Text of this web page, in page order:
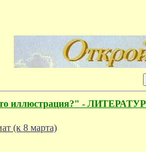
иллюстрация?" -
(к 8 марта)